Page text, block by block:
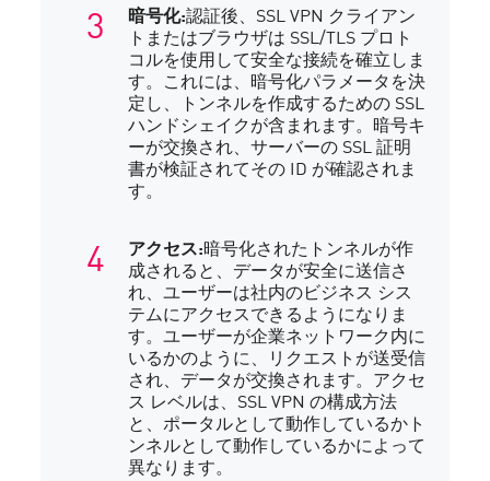
暗号化:認証後、SSL VPN クライアン
トまたはブラウザは SSL/TLS プロト
コルを使用して安全な接続を確立しま
す。これには、暗号化パラメータを決
定し、トンネルを作成するための SSL
ハンドシェイクが含まれます。暗号キ
ーが交換され、サーバーの SSL 証明
書が検証されてその ID が確認されま
す。
アクセス:暗号化されたトンネルが作
成されると、データが安全に送信さ
れ、ユーザーは社内のビジネス シス
テムにアクセスできるようになりま
す。ユーザーが企業ネットワーク内に
いるかのように、リクエストが送受信
され、データが交換されます。アクセ
ス レベルは、SSL VPN の構成方法
と、ポータルとして動作しているかト
ンネルとして動作しているかによって
異なります。